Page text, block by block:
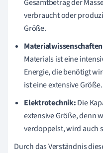
Gesamtbetrag der
verbraucht oder
Größe.
Materials ist eine
Energie, die benötigt
ist eine extensive Größe.
Elektrotechnik:Die
extensive Größe, denn
verdoppelst, wird auch
Durch das Verständnis